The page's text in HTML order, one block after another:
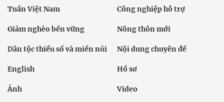
Tuần Việt Nam Công nghiệp hỗ trợ
Giảm nghèo bền vững Nông thôn mới
Dân tộc thiểu số và miền núi Nội dung chuyên đề
English Hồ sơ
Ảnh Video